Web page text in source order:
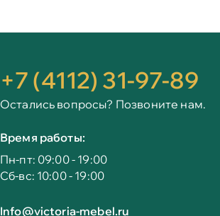
+7 (4112) 31-97-89
Остались вопросы? Позвоните нам.
Время работы:
Пн-пт: 09:00 - 19:00
Сб-вс: 10:00 - 19:00
Info@victoria-mebel.ru